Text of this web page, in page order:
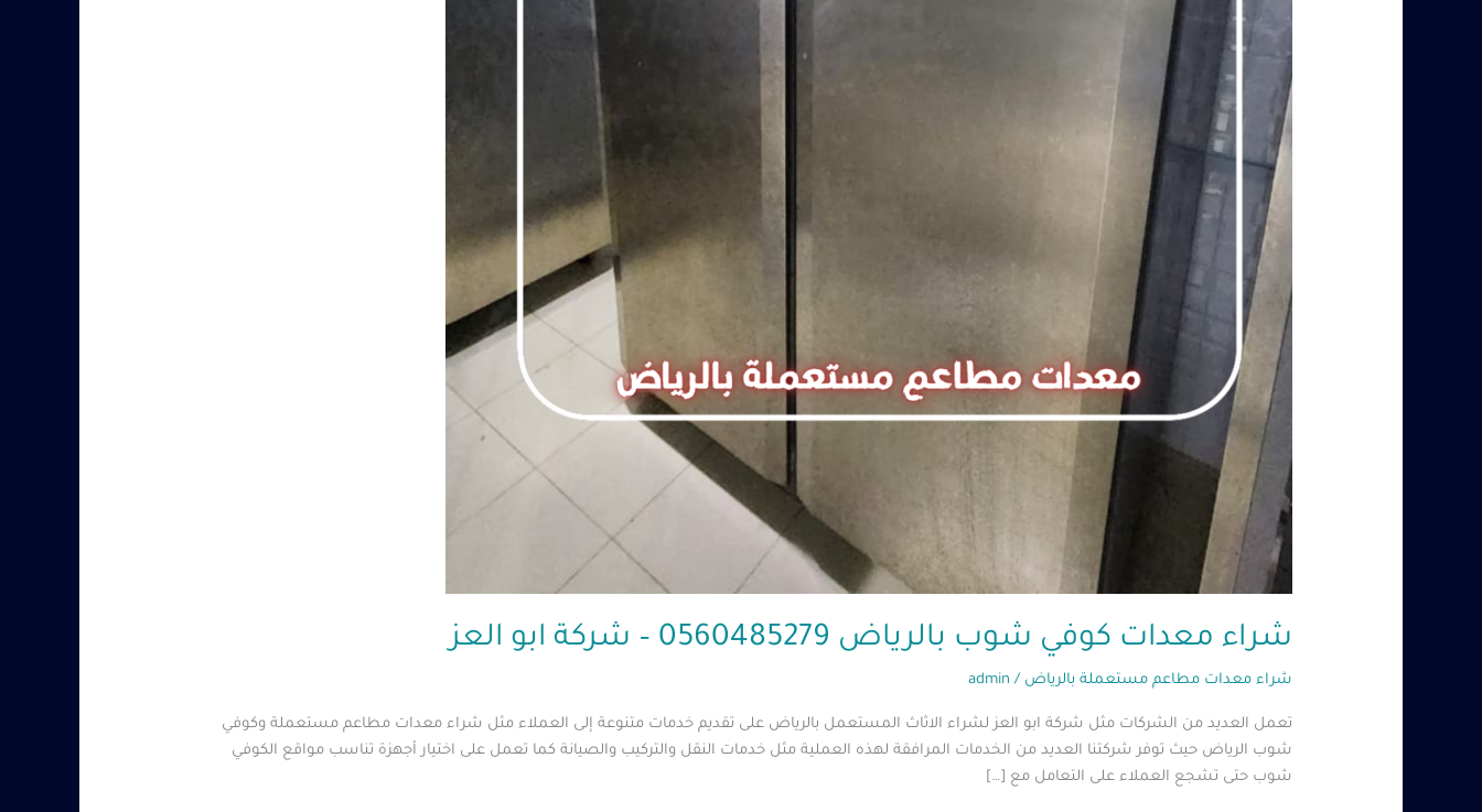
شراء معدات كوفي شوب بالرياض 0560485279 – شركة ابو العز
شراء معدات مطاعم مستعملة بالرياض /
admin
تعمل العديد من الشركات مثل شركة ابو العز لشراء الاثاث المستعمل بالرياض على تقديم خدمات متنوعة إلى العملاء مثل شراء معدات مطاعم مستعملة وكوفي
شوب الرياض حيث توفر شركتنا العديد من الخدمات المرافقة لهذه العملية مثل خدمات النقل والتركيب والصيانة كما تعمل على اختيار أجهزة تناسب مواقع الكوفي
شوب حتى تشجع العملاء على التعامل مع […]